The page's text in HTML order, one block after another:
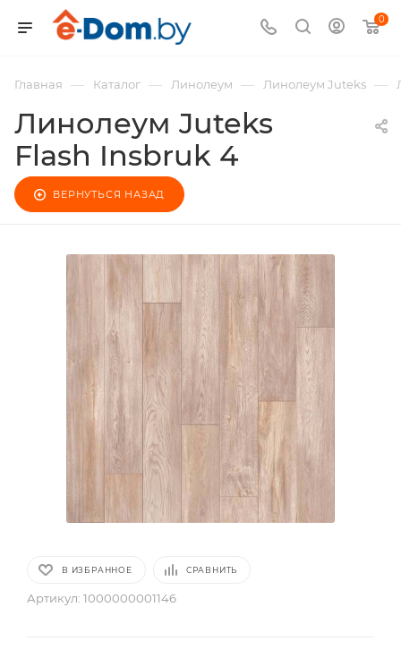
0
Главная — Каталог — Линолеум — Линолеум Juteks —
Линолеум Juteks
Flash Insbruk 4
ВЕРНУТЬСЯ НАЗАД
В ИЗБРАННОЕ СРАВНИТЬ
Артикул: 1000000001146